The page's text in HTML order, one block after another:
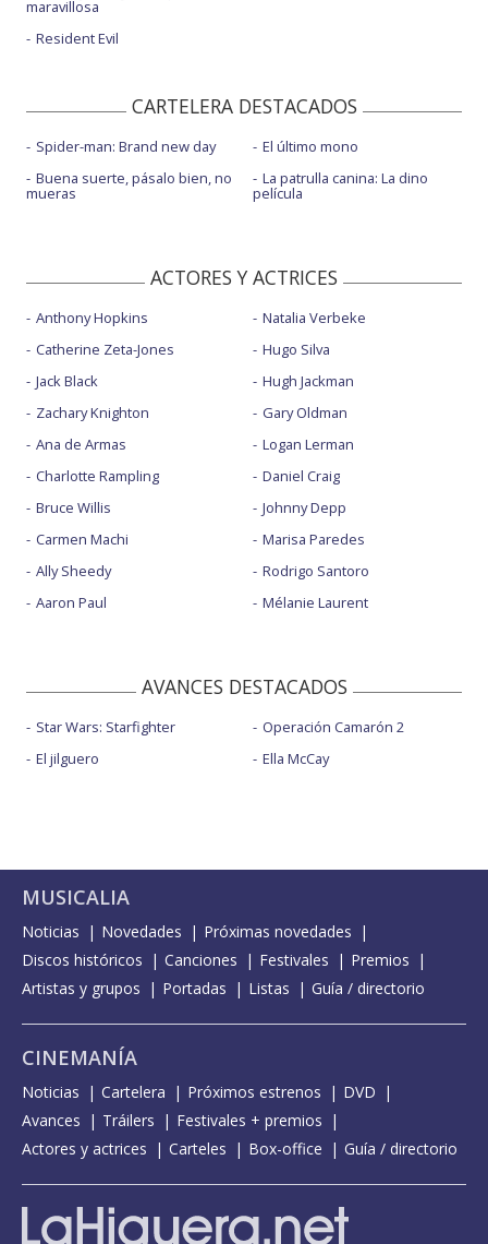
maravillosa
Resident Evil
CARTELERA DESTACADOS
Spider-man: Brand new day
Buena suerte, pásalo bien, no
mueras
El último mono
La patrulla canina: La dino
película
ACTORES Y ACTRICES
Anthony Hopkins
Catherine Zeta-Jones
Jack Black
Zachary Knighton
Ana de Armas
Charlotte Rampling
Bruce Willis
Carmen Machi
Ally Sheedy
Aaron Paul
Natalia Verbeke
Hugo Silva
Hugh Jackman
Gary Oldman
Logan Lerman
Daniel Craig
Johnny Depp
Marisa Paredes
Rodrigo Santoro
Mélanie Laurent
AVANCES DESTACADOS
Star Wars: Starfighter
El jilguero
Operación Camarón 2
Ella McCay
MUSICALIA
Noticias Novedades
Próximas novedades
Discos históricos
Canciones Festivales
Premios
Artistas y grupos
Portadas Listas Guía / directorio
CINEMANÍA
Noticias Cartelera Próximos estrenos
DVD
Avances
Tráilers
Festivales + premios
Actores y actrices
Carteles Box-office Guía / directorio